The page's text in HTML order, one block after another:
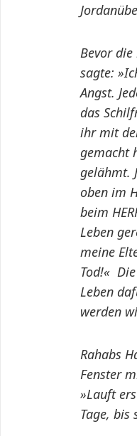
Bevor
sagte:
Angst.
das
ihr mit
gemacht
gelähmt.
oben im
beim
Leben
meine
Tod!«
Leben
werden
Rahabs
Fenster
»Lauft
Tage,